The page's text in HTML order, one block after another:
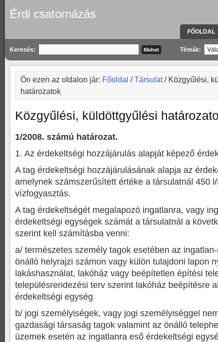
Érdi csatornázás
FŐOLDAL
Keresés: Témák:
Ön ezen az oldalon jár: Főoldal /Társulat/ Közgyűlési,
határozatok
Közgyűlési, küldöttgyűlési
1/2008. számú határozat.
1. Az érdekeltségi hozzájárulás alapját képező
A tag érdekeltségi hozzájárulásának alapja az
amelynek számszerűsített értéke a társulatnál 450
vízfogyasztás.
A tag érdekeltségét megalapozó ingatlanra, vagy
érdekeltségi egységek számát a társulatnál a
szerint kell számításba venni:
a/ természetes személy tagok esetében az
önálló helyrajzi számon vagy külön tulajdoni lapon
lakáshasználat, lakóház vagy beépítetlen építési
településrendezési terv szerint lakóház beépítésre
érdekeltségi egység
b/ jogi személyiségek, vagy jogi személyiséggel
gazdasági társaság tagok valamint az önálló
üzemek esetén az ingatlanra eső érdekeltségi